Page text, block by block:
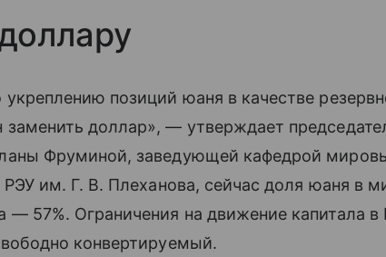
позиций юаня в качестве
доллар», — утверждает
Фруминой, заведующей кафедрой
им. Г. В. Плеханова, сейчас доля юаня в
— 57%. Ограничения на движение капитала в
конвертируемый.